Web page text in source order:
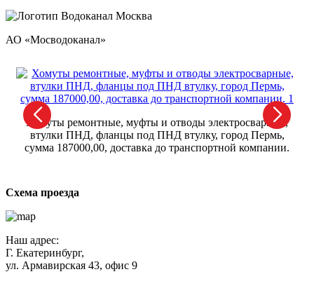
АО «Мосводоканал»
Хомуты ремонтные, муфты и отводы электросварные,
втулки ПНД, фланцы под ПНД втулку, город Пермь,
сумма 187000,00, доставка до транспортной компании.
Схема проезда
Наш адрес:
Г. Екатеринбург,
ул. Армавирская 43, офис 9